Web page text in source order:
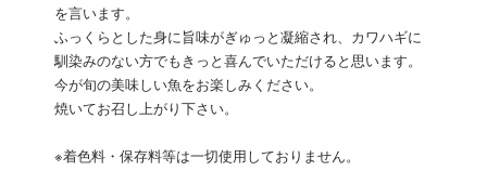
を言います。
ふっくらとした身に旨味がぎゅっと凝縮され、カワハギに
馴染みのない方でもきっと喜んでいただけると思います。
今が旬の美味しい魚をお楽しみください。
焼いてお召し上がり下さい。
※着色料・保存料等は一切使用しておりません。